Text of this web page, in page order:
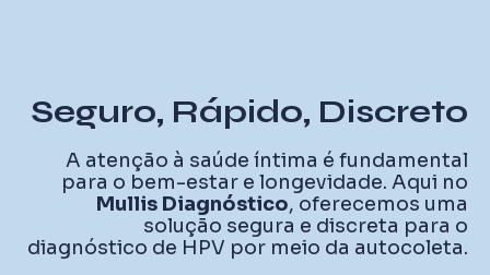
Seguro, Rápido, Discreto
A atenção à saúde íntima é fundamental
para o bem-estar e longevidade. Aqui no
Mullis Diagnóstico, oferecemos uma
solução segura e discreta para o
diagnóstico de HPV por meio da autocoleta.